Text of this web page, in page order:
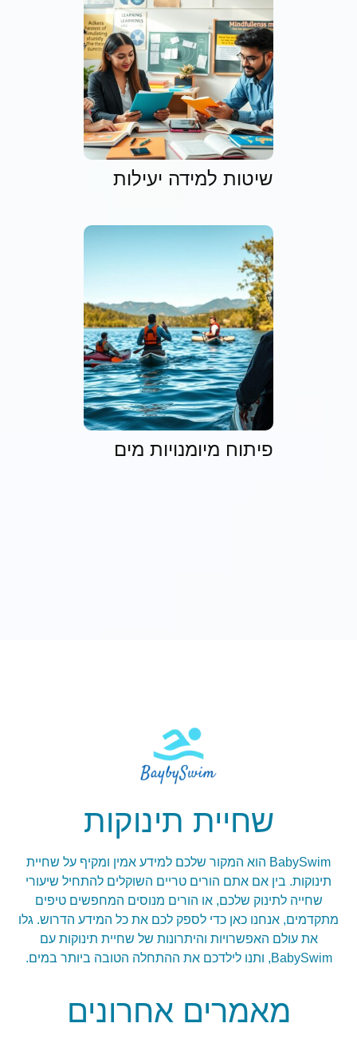
שיטות למידה יעילות
פיתוח מיומנויות מים
שחיית תינוקות
BabySwim הוא המקור שלכם למידע אמין ומקיף על שחיית
תינוקות. בין אם אתם הורים טריים השוקלים להתחיל שיעורי
שחייה לתינוק שלכם, או הורים מנוסים המחפשים טיפים
מתקדמים, אנחנו כאן כדי לספק לכם את כל המידע הדרוש. גלו
את עולם האפשרויות והיתרונות של שחיית תינוקות עם
BabySwim, ותנו לילדכם את ההתחלה הטובה ביותר במים.
מאמרים אחרונים